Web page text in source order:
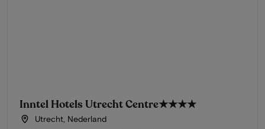
Inntel Hotels Utrecht Centre★★★★
Utrecht, Nederland